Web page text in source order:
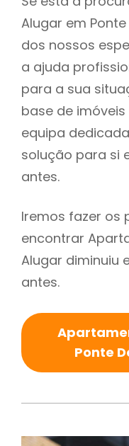
Alugar em
dos nossos
a ajuda
para a sua
base de
equipa
solução para si
antes.
Iremos fazer os
encontrar
Alugar diminuiu
antes.
Ponte